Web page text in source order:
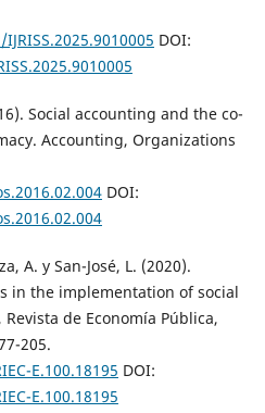
DOI:
Social accounting and the co-
Accounting, Organizations
DOI:
A. y San-José, L. (2020).
in the implementation of social
de Economía Pública,
205.
E.100.18195 DOI:
E.100.18195